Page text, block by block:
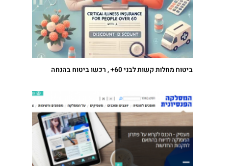
ביטוח מחלות קשות לבני 60+ , רכשו ביטוח בהנחה